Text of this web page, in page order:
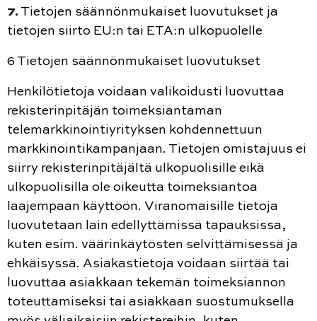
7. Tietojen säännönmukaiset luovutukset ja
tietojen siirto EU:n tai ETA:n ulkopuolelle
6 Tietojen säännönmukaiset luovutukset
Henkilötietoja voidaan valikoidusti luovuttaa
rekisterinpitäjän toimeksiantaman
telemarkkinointiyrityksen kohdennettuun
markkinointikampanjaan. Tietojen omistajuus ei
siirry rekisterinpitäjältä ulkopuolisille eikä
ulkopuolisilla ole oikeutta toimeksiantoa
laajempaan käyttöön. Viranomaisille tietoja
luovutetaan lain edellyttämissä tapauksissa,
kuten esim. väärinkäytösten selvittämisessä ja
ehkäisyssä. Asiakastietoja voidaan siirtää tai
luovuttaa asiakkaan tekemän toimeksiannon
toteuttamiseksi tai asiakkaan suostumuksella